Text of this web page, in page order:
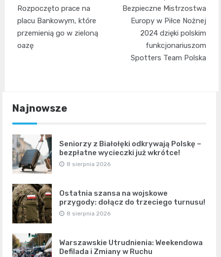
wpisu
Rozpoczęto prace na
placu Bankowym, które
przemienią go w zieloną
oazę
Bezpieczne Mistrzostwa
Europy w Piłce Nożnej
2024 dzięki polskim
funkcjonariuszom
Spotters Team Polska
Najnowsze
Seniorzy z Białołęki odkrywają Polskę –
bezpłatne wycieczki już wkrótce!
8 sierpnia 2026
Ostatnia szansa na wojskowe
przygody: dołącz do trzeciego turnusu!
8 sierpnia 2026
Warszawskie Utrudnienia: Weekendowa
Defilada i Zmiany w Ruchu